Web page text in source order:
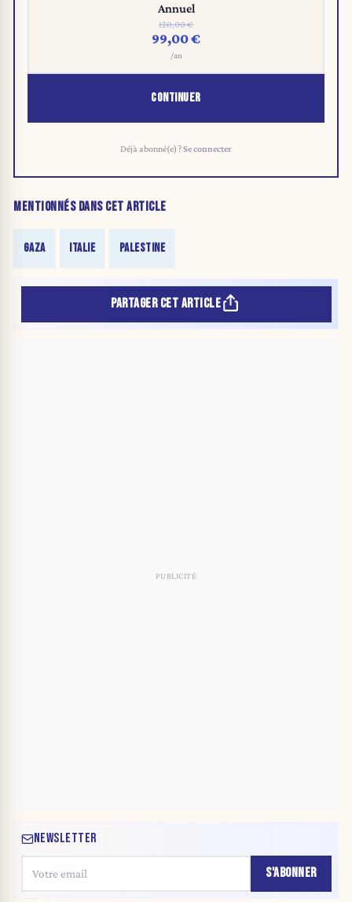
Annuel
120,00 €
99,00 €
/an
CONTINUER
Déjà abonné(e) ?Se connecter
MENTIONNÉS DANS CET ARTICLE
GAZA ITALIE PALESTINE
PARTAGER CET ARTICLE
NEWSLETTER
S'ABONNER